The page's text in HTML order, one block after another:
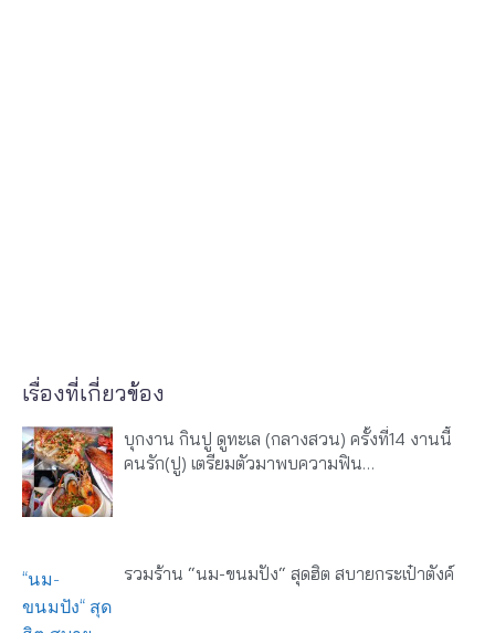
เรื่องที่เกี่ยวข้อง
บุกงาน กินปู ดูทะเล (กลางสวน) ครั้งที่14 งานนี้
คนรัก(ปู) เตรียมตัวมาพบความฟิน…
รวมร้าน “นม-ขนมปัง“ สุดฮิต สบายกระเป๋าตังค์